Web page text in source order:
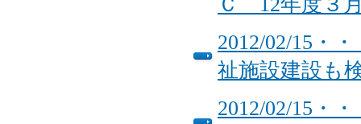
2012/02/15・
祉施設建設も
2012/02/15・